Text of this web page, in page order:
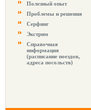
Полезный опыт
Проблемы и решения
Серфинг
Экстрим
Справочная
информация
(расписание поездов,
адреса посольств)